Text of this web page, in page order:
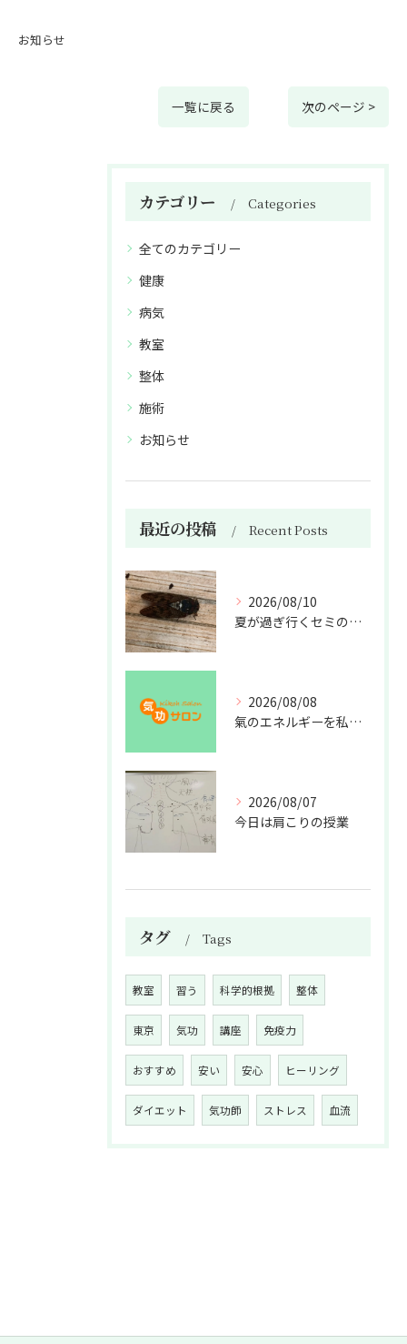
お知らせ
一覧に戻る 次のページ >
カテゴリー Categories
全てのカテゴリー
健康
病気
教室
整体
施術
お知らせ
最近の投稿 Recent Posts
2026/08/10
夏が過ぎ行くセミの亡骸
2026/08/08
氣のエネルギーを私利私欲のために使うな
2026/08/07
今日は肩こりの授業
タグ Tags
教室 習う 科学的根拠 整体
東京 気功 講座 免疫力
おすすめ 安い 安心 ヒーリング
ダイエット 気功師 ストレス 血流